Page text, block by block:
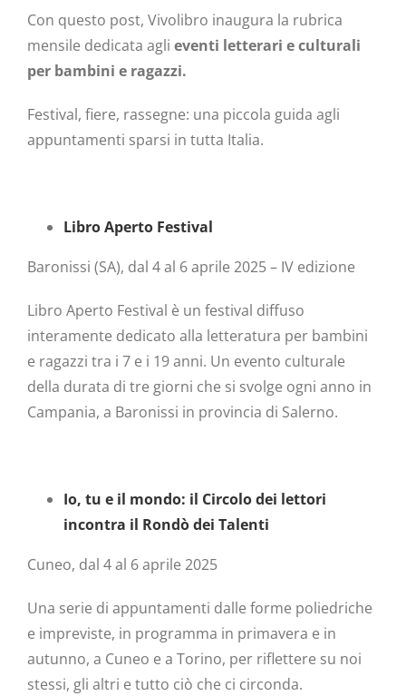
Con questo post, Vivolibro inaugura la rubrica
mensile dedicata agli eventi letterari e culturali
per bambini e ragazzi.
Festival, fiere, rassegne: una piccola guida agli
appuntamenti sparsi in tutta Italia.
Libro Aperto Festival
Baronissi (SA), dal 4 al 6 aprile 2025 – IV edizione
Libro Aperto Festival è un festival diffuso
interamente dedicato alla letteratura per bambini
e ragazzi tra i 7 e i 19 anni. Un evento culturale
della durata di tre giorni che si svolge ogni anno in
Campania, a Baronissi in provincia di Salerno.
Io, tu e il mondo: il Circolo dei lettori
incontra il Rondò dei Talenti
Cuneo, dal 4 al 6 aprile 2025
Una serie di appuntamenti dalle forme poliedriche
e impreviste, in programma in primavera e in
autunno, a Cuneo e a Torino, per riflettere su noi
stessi, gli altri e tutto ciò che ci circonda.